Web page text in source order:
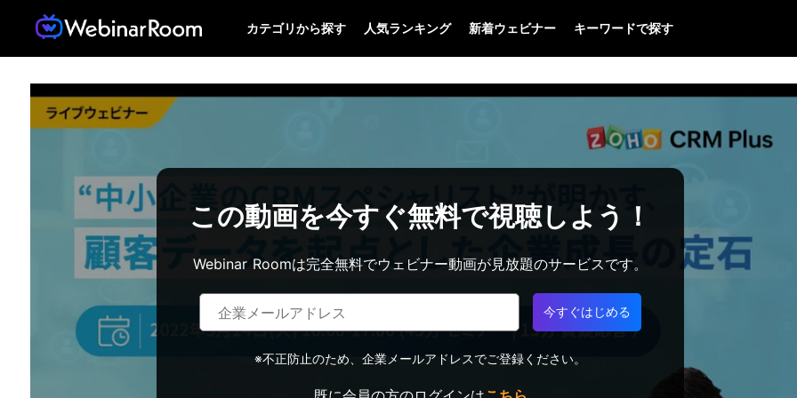
カテゴリから探す 人気ランキング 新着ウェビナー キーワードで探す
この動画を今すぐ無料で視聴しよう！
Webinar Roomは完全無料でウェビナー動画が見放題のサービスです。
今すぐはじめる
※不正防止のため、企業メールアドレスでご登録ください。